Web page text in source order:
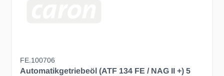
FE.100706
Automatikgetriebeöl (ATF 134 FE / NAG II +) 5